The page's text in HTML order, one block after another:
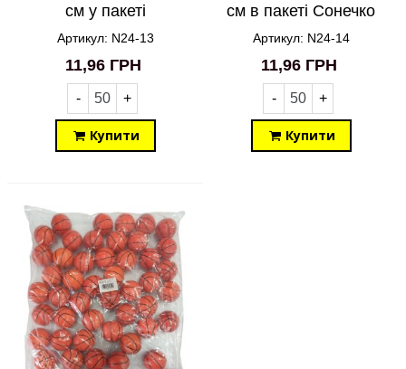
см у пакеті
Футбольний м'яч N24-
13
Артикул: N24-13
11,96 ГРН
- +
Купити
см в пакеті Сонечко
N24-14
Артикул: N24-14
11,96 ГРН
- +
Купити